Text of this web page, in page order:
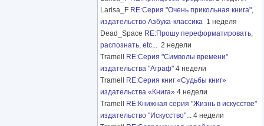
Larisa_F RE:Серия "Очень прикольная книга",
издательство Азбука-классика 1 неделя
Dead_Space RE:Прошу переформатировать,
распознать, etc... 2 недели
Tramell
RE:Серия "Символы времени"
издательства "Аграф" 4 недели
Tramell
RE:Серия книг «Судьбы книг»
издательства «Книга» 4 недели
Tramell
RE:Книжная серия "Жизнь в искусстве"
издательство "Искусство"... 4 недели